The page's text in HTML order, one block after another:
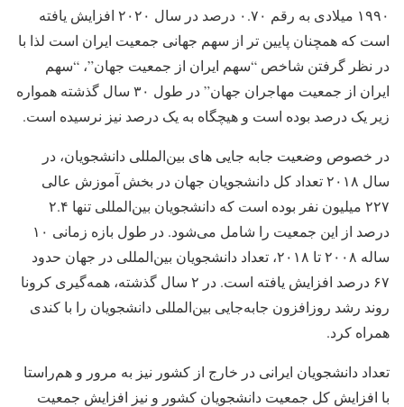
۱۹۹۰ میلادی به رقم ۰.۷۰ درصد در سال ۲۰۲۰ افزایش یافته
است که همچنان پایین تر از سهم جهانی جمعیت ایران است لذا با
در نظر گرفتن شاخص “سهم ایران از جمعیت جهان”، “سهم
ایران از جمعیت مهاجران جهان” در طول ۳۰ سال گذشته همواره
زیر یک درصد بوده است و هیچگاه به یک درصد نیز نرسیده است.
در خصوص وضعیت جابه جایی های بین‌المللی دانشجویان، ‌در
سال ۲۰۱۸ تعداد کل دانشجویان جهان در بخش آموزش عالی
۲۲۷ میلیون نفر بوده است که دانشجویان بین‌المللی تنها ۲.۴
درصد از این جمعیت را شامل می­‌شود. در طول بازه زمانی ۱۰
ساله ۲۰۰۸ تا ۲۰۱۸، تعداد دانشجویان بین‌المللی در جهان حدود
۶۷ درصد افزایش یافته است. در ۲ سال گذشته، همه­‌گیری کرونا
روند رشد روزافزون جابه­‌جایی بین‌المللی دانشجویان را با کندی
همراه کرد.
تعداد دانشجویان ایرانی در خارج از کشور نیز به مرور و هم‌راستا
با افزایش کل جمعیت دانشجویان کشور و نیز افزایش جمعیت